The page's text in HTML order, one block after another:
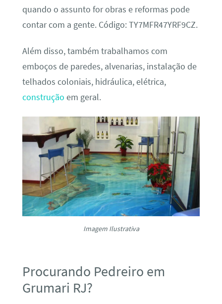
quando o assunto for obras e reformas pode
contar com a gente. Código: TY7MFR47YRF9CZ.
Além disso, também trabalhamos com
emboços de paredes, alvenarias, instalação de
telhados coloniais, hidráulica, elétrica,
construção em geral.
Imagem Ilustrativa
Procurando Pedreiro em
Grumari RJ?